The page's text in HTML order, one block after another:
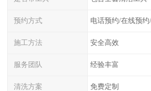
预约方式 电话预约/在线预
施工方法 安全高效
服务团队 经验丰富
清洗方案 免费定制